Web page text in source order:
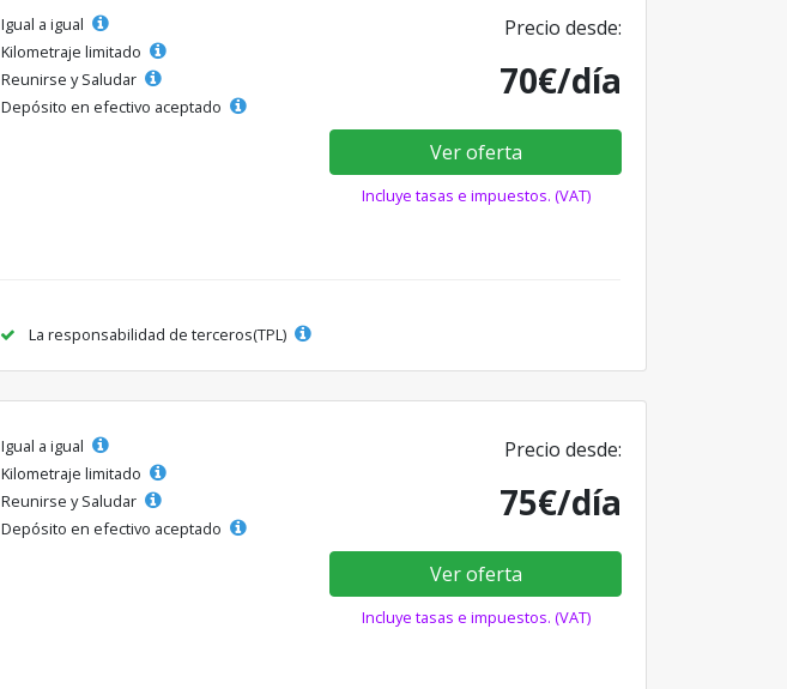
Igual a igual
Kilometraje limitado
Reunirse y Saludar
Depósito en efectivo aceptado
Precio desde:
70€/día
Ver oferta
Incluye tasas e impuestos. (VAT)
La responsabilidad de terceros(TPL)
Igual a igual
Kilometraje limitado
Reunirse y Saludar
Depósito en efectivo aceptado
Precio desde:
75€/día
Ver oferta
Incluye tasas e impuestos. (VAT)